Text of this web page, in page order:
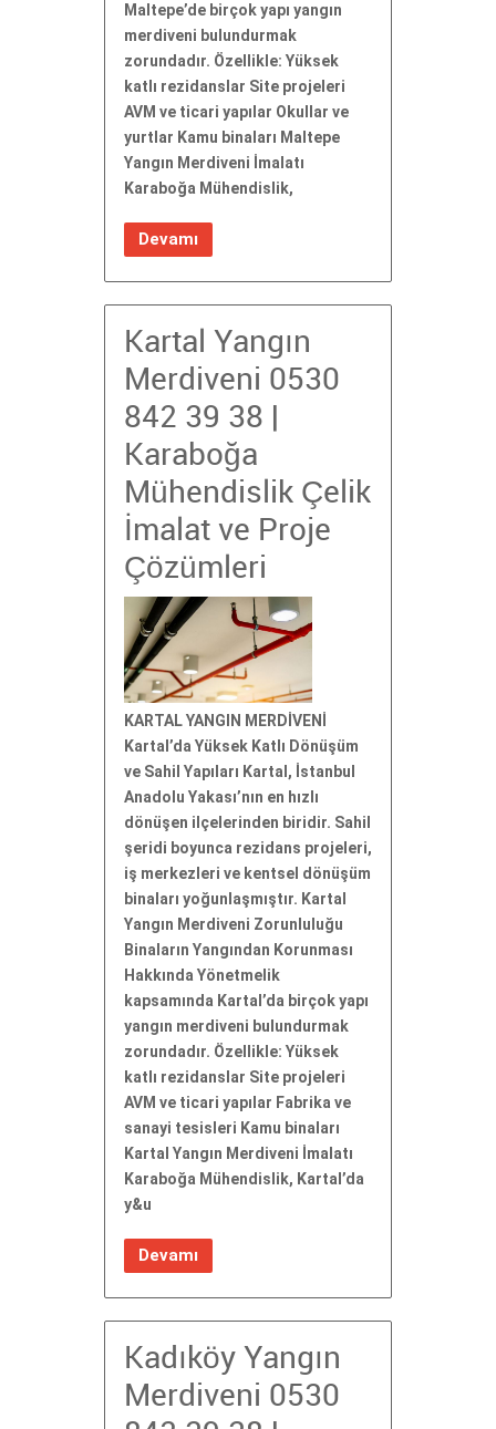
Maltepe’de birçok yapı yangın
merdiveni bulundurmak
zorundadır. Özellikle: Yüksek
katlı rezidanslar Site projeleri
AVM ve ticari yapılar Okullar ve
yurtlar Kamu binaları Maltepe
Yangın Merdiveni İmalatı
Karaboğa Mühendislik,
Devamı
Kartal Yangın
Merdiveni 0530
842 39 38 |
Karaboğa
Mühendislik Çelik
İmalat ve Proje
Çözümleri
KARTAL YANGIN MERDİVENİ
Kartal’da Yüksek Katlı Dönüşüm
ve Sahil Yapıları Kartal, İstanbul
Anadolu Yakası’nın en hızlı
dönüşen ilçelerinden biridir. Sahil
şeridi boyunca rezidans projeleri,
iş merkezleri ve kentsel dönüşüm
binaları yoğunlaşmıştır. Kartal
Yangın Merdiveni Zorunluluğu
Binaların Yangından Korunması
Hakkında Yönetmelik
kapsamında Kartal’da birçok yapı
yangın merdiveni bulundurmak
zorundadır. Özellikle: Yüksek
katlı rezidanslar Site projeleri
AVM ve ticari yapılar Fabrika ve
sanayi tesisleri Kamu binaları
Kartal Yangın Merdiveni İmalatı
Karaboğa Mühendislik, Kartal’da
y&u
Devamı
Kadıköy Yangın
Merdiveni 0530